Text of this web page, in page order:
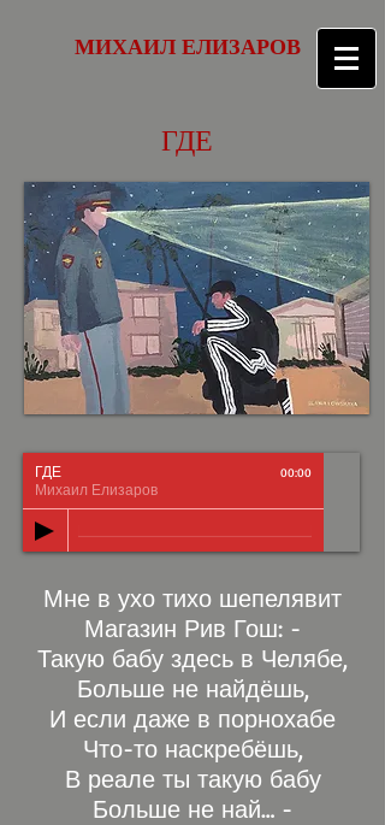
МИХАИЛ ЕЛИЗАРОВ
ГДЕ
ГДЕ
Михаил Елизаров
00:00
Мне в ухо тихо шепелявит
Магазин Рив Гош: -
Такую бабу здесь в Челябе,
Больше не найдёшь,
И если даже в порнохабе
Что-то наскребёшь,
В реале ты такую бабу
Больше не най… -